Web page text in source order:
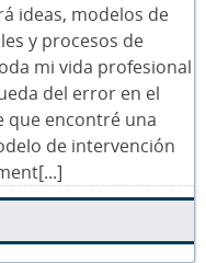
ideas, modelos de
y procesos de
mi vida profesional
del error en el
que encontré una
de intervención